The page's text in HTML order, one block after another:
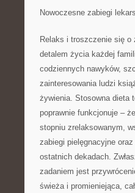
Nowoczesne zabiegi
Relaks i troszczenie się o
detalem życia każdej
codziennych nawyków,
zainteresowania ludzi
żywienia. Stosowna dieta
poprawnie funkcjonuje –
stopniu zrelaksowanym,
zabiegi pielęgnacyjne
ostatnich dekadach.
zadaniem jest
świeża i promieniejąca,